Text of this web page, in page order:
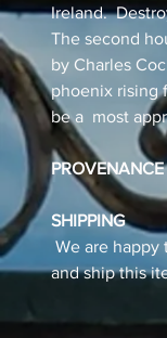
Ireland.
The second
by Charles
phoenix rising
be a most
PROVENANCE
SHIPPING
We are happy
and ship this